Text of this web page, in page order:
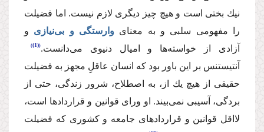
نیك بختی است و هیچ چیز دیگری‌ لازم نیست. اما‌ فضیلت
را مفهومی سلبی و به معنای ‌وارستگی و بی‌نیازی و
‌آزادی از خواسته‌‌ها و امیال دنیوی‌ می‌دانست. (1)
‌آنتیستنس بر این باور بود كه ‌انسان عاقلِ مجهز به فضیلت
حقیقی‌ از هیچ یك از،‌ به اصطلاح،‌ شرور زندگی، حتی از
بردگی، آسیبی نمی‌‌بیند. او ورای قوانین و قراردادها است،‌
لااقل قوانین و قراردادهای جامعه و كشوری كه فضیلت